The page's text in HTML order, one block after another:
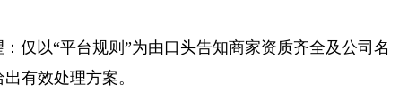
以“平台规则”为由口头告知商家资质齐全及公司名
有效处理方案。